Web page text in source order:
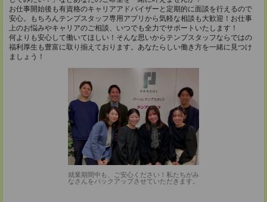
お仕事開始後も有資格のキャリアアドバイザーと定期的に面談を行えるので
安心。もちろんテンプスタッフ専用アプリから気軽な相談も大歓迎！お仕事
上のお悩みやキャリアのご相談、いつでも全力でサポートいたします！
何よりも安心して働いてほしい！そんな思いからテンプスタッフならではの
福利厚生も豊富に取り揃えております。あなたらしい働き方を一緒に見つけ
ましょう！
就業期間中も、ご安心ください！私たちがみ
なさんをバックアップさせていただきます。